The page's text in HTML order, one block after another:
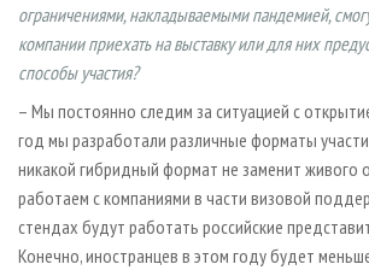
ограничениями, накладываемыми пандемией,
компании приехать на выставку или для них
способы участия?
– Мы постоянно следим за ситуацией с
год мы разработали различные форматы
никакой гибридный формат не заменит живого
работаем с компаниями в части визовой
стендах будут работать российские
Конечно, иностранцев в этом году будет